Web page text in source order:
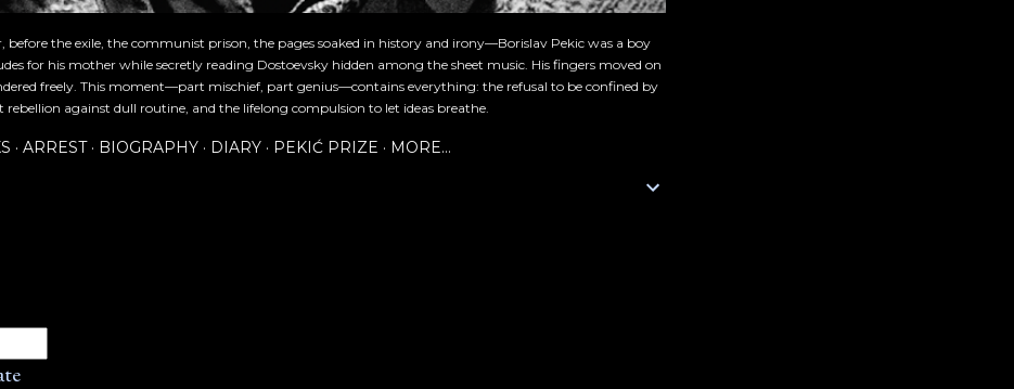
before the exile, the communist prison, the pages soaked in history and irony—Borislav Pekic was a boy
for his mother while secretly reading Dostoevsky hidden among the sheet music. His fingers moved on
freely. This moment—part mischief, part genius—contains everything: the refusal to be confined by
rebellion against dull routine, and the lifelong compulsion to let ideas breathe.
ARREST BIOGRAPHY DIARY PEKIĆ PRIZE MORE…